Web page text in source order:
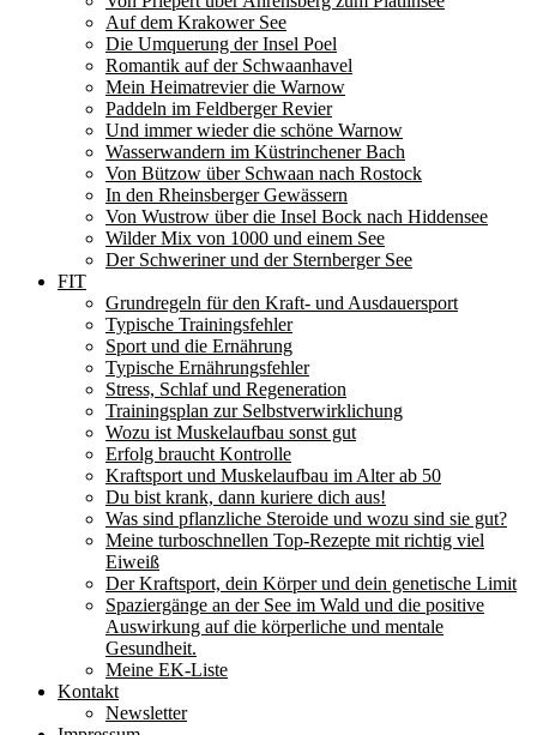
Auf dem Krakower See
Die Umquerung der Insel Poel
Romantik auf der Schwaanhavel
Mein Heimatrevier die Warnow
Paddeln im Feldberger Revier
Und immer wieder die schöne Warnow
Wasserwandern im Küstrinchener Bach
Von Bützow über Schwaan nach Rostock
In den Rheinsberger Gewässern
Von Wustrow über die Insel Bock nach Hiddensee
Wilder Mix von 1000 und einem See
Der Schweriner und der Sternberger See
FIT
Grundregeln für den Kraft- und Ausdauersport
Typische Trainingsfehler
Sport und die Ernährung
Typische Ernährungsfehler
Stress, Schlaf und Regeneration
Trainingsplan zur Selbstverwirklichung
Wozu ist Muskelaufbau sonst gut
Erfolg braucht Kontrolle
Kraftsport und Muskelaufbau im Alter ab 50
Du bist krank, dann kuriere dich aus!
Was sind pflanzliche Steroide und wozu sind sie gut?
Meine turboschnellen Top-Rezepte mit richtig viel
Eiweiß
Der Kraftsport, dein Körper und dein genetische Limit
Spaziergänge an der See im Wald und die positive
Auswirkung auf die körperliche und mentale
Gesundheit.
Meine EK-Liste
Kontakt
Newsletter